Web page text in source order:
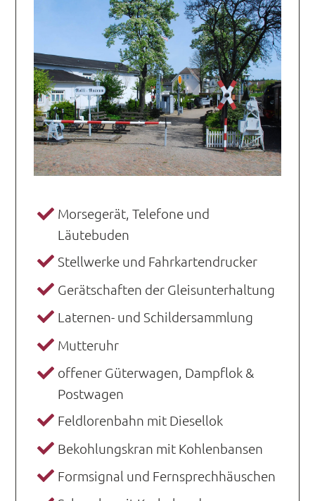
Morsegerät, Telefone und
Läutebuden
Stellwerke und Fahrkartendrucker
Gerätschaften der Gleisunterhaltung
Laternen- und Schildersammlung
Mutteruhr
offener Güterwagen, Dampflok &
Postwagen
Feldlorenbahn mit Diesellok
Bekohlungskran mit Kohlenbansen
Formsignal und Fernsprechhäuschen